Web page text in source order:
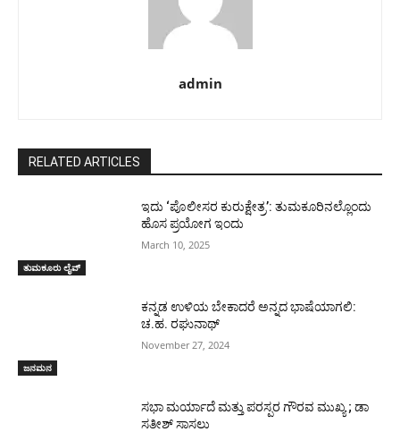
admin
RELATED ARTICLES
ತುಮಕೂರು ಲೈವ್
ಇದು ‘ಪೊಲೀಸರ ಕುರುಕ್ಷೇತ್ರ’: ತುಮಕೂರಿನಲ್ಲೊಂದು
ಹೊಸ ಪ್ರಯೋಗ ಇಂದು
March 10, 2025
ಜನಮನ
ಕನ್ನಡ ಉಳಿಯ ಬೇಕಾದರೆ ಅನ್ನದ ಭಾಷೆಯಾಗಲಿ:
ಚ.ಹ. ರಘುನಾಥ್
November 27, 2024
ಸಭಾ ಮರ್ಯಾದೆ ಮತ್ತು ಪರಸ್ಪರ ಗೌರವ ಮುಖ್ಯ ; ಡಾ
ಸತೀಶ್ ಸಾಸಲು